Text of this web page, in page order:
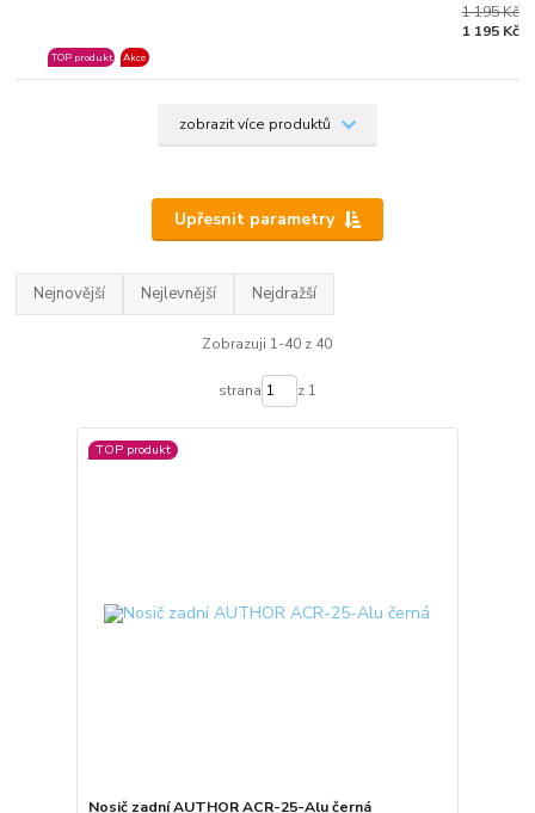
TOP produkt Akce
1 195 Kč
1 195 Kč
zobrazit více produktů
Upřesnit parametry
Nejnovější Nejlevnější Nejdražší
Zobrazuji 1-40 z 40
strana z 1
TOP produkt
Nosič zadní AUTHOR ACR-25-Alu černá